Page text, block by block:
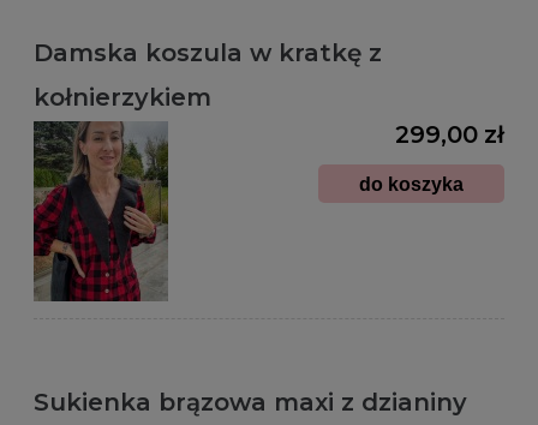
Damska koszula w kratkę z
kołnierzykiem
299,00 zł
do koszyka
Sukienka brązowa maxi z dzianiny